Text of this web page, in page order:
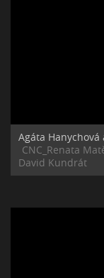
Agáta
CNC_Renata
David Kundrát